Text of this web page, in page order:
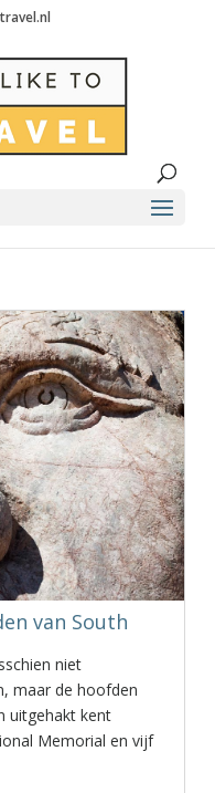
van South
niet
maar de hoofden
uitgehakt kent
Memorial en vijf